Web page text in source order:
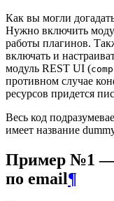
Как вы могли
Нужно включить
работы плагинов.
включать и
модуль REST UI (
противном случае
ресурсов придется
Весь код
имеет название
Пример №1 —
по email¶